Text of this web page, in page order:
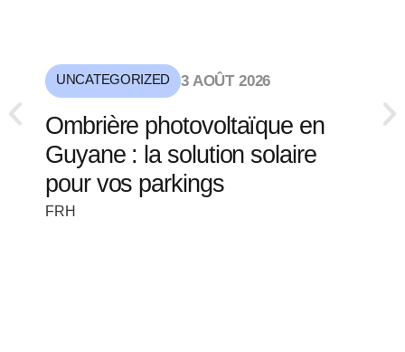
UNCATEGORIZED 3 AOÛT 2026
Ombrière photovoltaïque en
Guyane : la solution solaire
pour vos parkings
FRH